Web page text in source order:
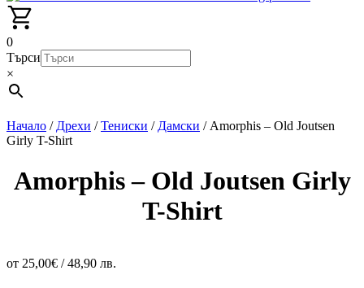
0
Търси
×
Начало / Дрехи /Тениски / Дамски / Amorphis – Old Joutsen
Girly T-Shirt
Amorphis – Old Joutsen Girly
T-Shirt
от 25,00€ / 48,90 лв.